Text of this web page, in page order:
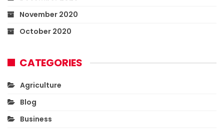
November 2020
October 2020
CATEGORIES
Agriculture
Blog
Business